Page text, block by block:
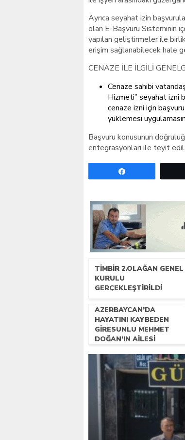
Ayrıca seyahat izin
olan E-Başvuru Sisteminin
yapılan geliştirmeler ile
erişim sağlanabilecek hale
CENAZE İLE İLGİLİ
Cenaze sahibi
Hizmeti” seyahat izni
cenaze izni için
yüklemesi
Başvuru konusunun
entegrasyonları ile teyit
TİMBİR 2.OLAĞAN GENEL
KURULU
GERÇEKLEŞTIRILDI
AZERBAYCAN’DA
HAYATINI KAYBEDEN
GIRESUNLU MEHMET
DOĞAN’IN AILESI